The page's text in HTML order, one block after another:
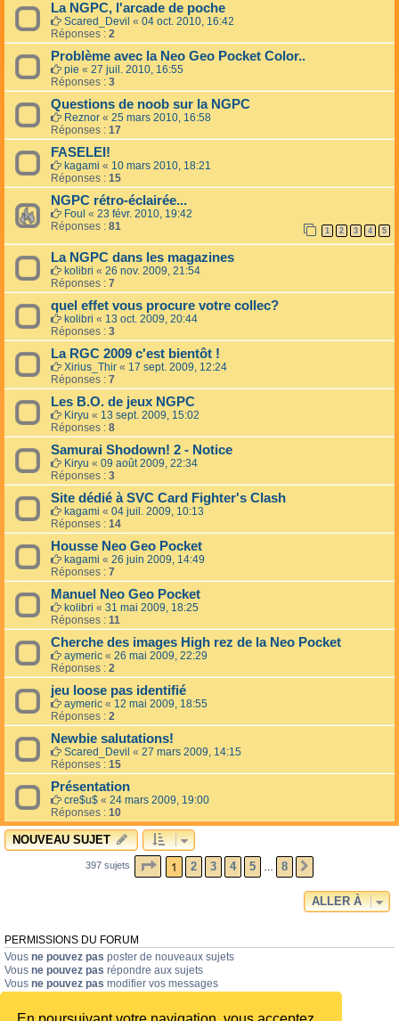
La NGPC, l'arcade de poche
Scared_Devil « 04 oct. 2010, 16:42
Réponses : 2
Problème avec la Neo Geo Pocket Color..
pie « 27 juil. 2010, 16:55
Réponses : 3
Questions de noob sur la NGPC
Reznor « 25 mars 2010, 16:58
Réponses : 17
FASELEI!
kagami « 10 mars 2010, 18:21
Réponses : 15
NGPC rétro-éclairée...
Foul « 23 févr. 2010, 19:42
Réponses : 81 1 2 3 4 5
La NGPC dans les magazines
kolibri « 26 nov. 2009, 21:54
Réponses : 7
quel effet vous procure votre collec?
kolibri « 13 oct. 2009, 20:44
Réponses : 3
La RGC 2009 c'est bientôt !
Xirius_Thir « 17 sept. 2009, 12:24
Réponses : 7
Les B.O. de jeux NGPC
Kiryu « 13 sept. 2009, 15:02
Réponses : 8
Samurai Shodown! 2 - Notice
Kiryu « 09 août 2009, 22:34
Réponses : 3
Site dédié à SVC Card Fighter's Clash
kagami « 04 juil. 2009, 10:13
Réponses : 14
Housse Neo Geo Pocket
kagami « 26 juin 2009, 14:49
Réponses : 7
Manuel Neo Geo Pocket
kolibri « 31 mai 2009, 18:25
Réponses : 11
Cherche des images High rez de la Neo Pocket
aymeric « 26 mai 2009, 22:29
Réponses : 2
jeu loose pas identifié
aymeric « 12 mai 2009, 18:55
Réponses : 2
Newbie salutations!
Scared_Devil « 27 mars 2009, 14:15
Réponses : 15
Présentation
cre$u$ « 24 mars 2009, 19:00
Réponses : 10
NOUVEAU SUJET
397 sujets PAGE1 SUR 8
1 2 3 4 5 8
ALLER À
PERMISSIONS DU FORUM
Vous ne pouvez pas poster de nouveaux sujets
Vous ne pouvez pas répondre aux sujets
Vous ne pouvez pas modifier vos messages
Vous
ne pouvez pas joindre des fichiers